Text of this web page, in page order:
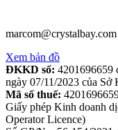
marcom@crystalbay.com
Xem bản đồ
ĐKKD số: 4201696659
ngày 07/11/2023 của
Mã số thuế:
Giấy phép Kinh doanh
Operator Licence)